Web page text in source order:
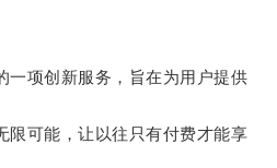
项创新服务，旨在为用户提供
可能，让以往只有付费才能享